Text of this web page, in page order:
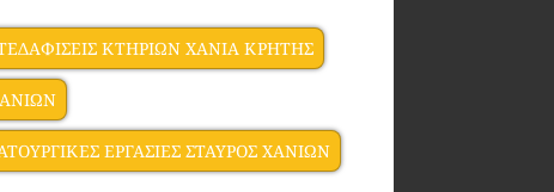
ΚΤΗΡΙΩΝ ΧΑΝΙΑ ΚΡΗΤΗΣ
ΕΡΓΑΣΙΕΣ ΣΤΑΥΡΟΣ ΧΑΝΙΩΝ